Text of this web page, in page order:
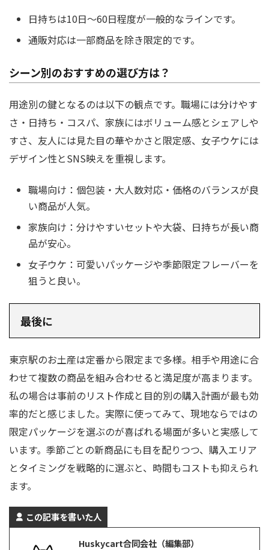
日持ちは10日〜60日程度が一般的なラインです。
通販対応は一部商品を除き限定的です。
シーン別のおすすめの選び方は？
用途別の鍵となるのは以下の観点です。職場には分けやす
さ・日持ち・コスパ、家族にはボリューム感とシェアしや
すさ、友人には見た目の華やかさと限定感、女子ウケには
デザイン性とSNS映えを重視します。
職場向け：個包装・大人数対応・価格のバランスが良
い商品が人気。
家族向け：分けやすいセットや大袋、日持ちが長い商
品が安心。
女子ウケ：可愛いパッケージや季節限定フレーバーを
狙うと良い。
最後に
東京駅のお土産は定番から限定まで多様。相手や用途に合
わせて複数の商品を組み合わせると満足度が高まります。
私の場合は事前のリスト作成と目的別の購入計画が最も効
率的だと感じました。実際に使ってみて、現地ならではの
限定パッケージを選ぶのが喜ばれる場面が多いと実感して
います。季節ごとの新商品にも目を配りつつ、購入エリア
とタイミングを戦略的に選ぶと、時間もコストも抑えられ
ます。
この記事を書いた人
Huskycart合同会社（編集部）